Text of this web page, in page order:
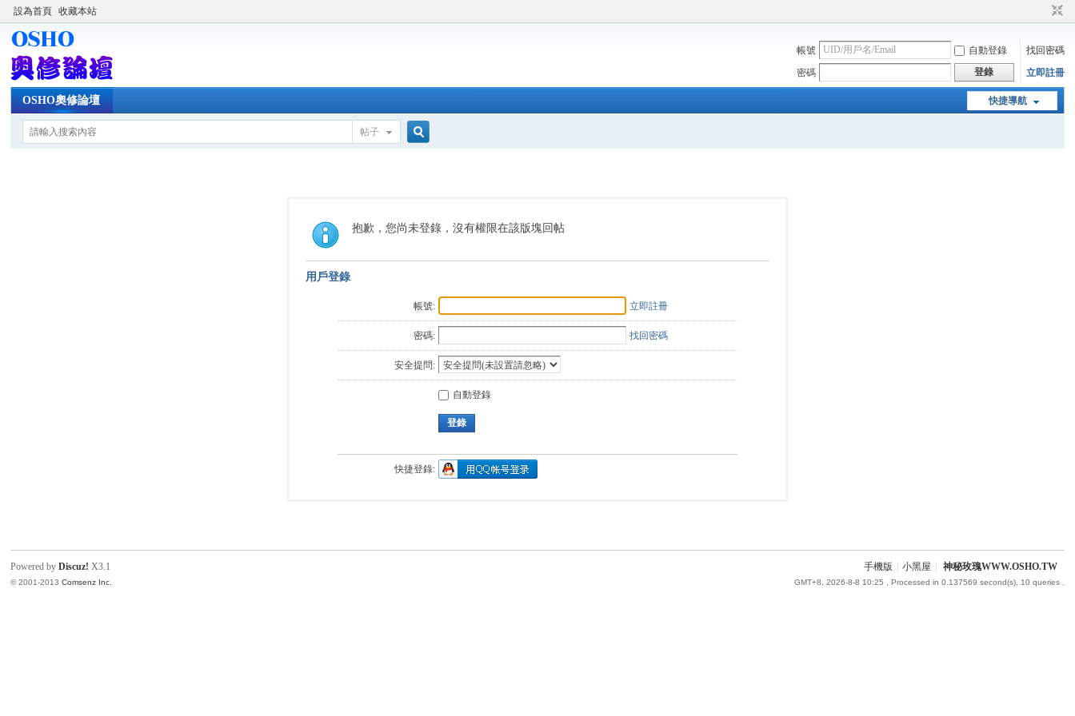
設為首頁 收藏本站
帳號 自動登錄
找回密碼
密碼
登錄 立即註冊
快捷導航
OSHO奧修論壇
帖子
索
抱歉，您尚未登錄，沒有權限在該版塊回帖
用戶登錄
帳號: 立即註冊
密碼: 找回密碼
安全提問:
自動登錄
登錄
快捷登錄:
手機版 小黑屋 神秘玫瑰WWW.OSHO.TW
GMT+8, 2026-8-8 10:25 , Processed in 0.137569 second(s), 10 queries .
Powered byDiscuz! X3.1
© 2001-2013Comsenz Inc.